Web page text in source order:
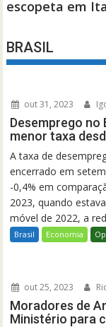
BRASIL
out 31, 2023
Desemprego no
menor taxa
A taxa de
encerrado em
-0,4% em
2023, quando
móvel de 2022, a
Brasil Economia
out 25, 2023
Moradores de
Ministério para